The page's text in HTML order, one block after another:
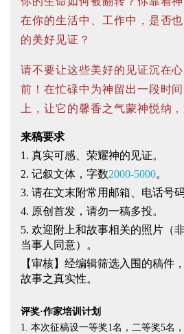
在你的生活中、工作中，是否
的美好见证？
请不要让这些美好的见证沉在
前！在忙碌中为神留出一段时
上，让它的馨香之气蒙神悦纳，
来稿要求
1. 真实可感、荣耀神的见证。
2. 记叙文体，字数2000-5000。
3. 请在文末附常用邮箱、电话号
4. 原创首发，请勿一稿多投。
5. 欢迎附上和故事相关的照片（
当事人同意）。
【审核】经编辑筛选入围的稿件
故事之真实性。
评奖·作家培训计划
1. 本次征稿设一等奖1名，二等奖5名